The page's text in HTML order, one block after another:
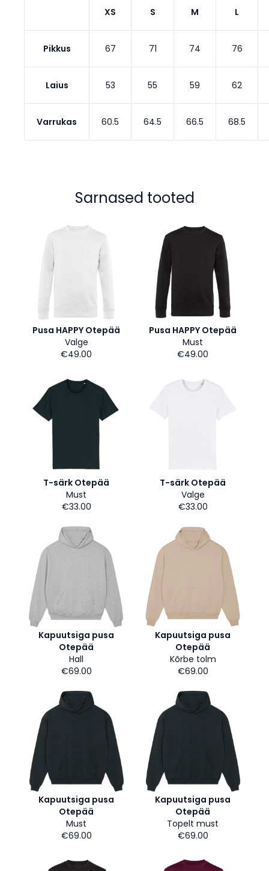
XS S M L
Pikkus 67 71 74 76
Laius 53 55 59 62
Varrukas 60.5 64.5 66.5 68.5
Sarnased tooted
Pusa HAPPY Otepää
Valge
€49.00
Pusa HAPPY Otepää
Must
€49.00
T-särk Otepää
Must
€33.00
T-särk Otepää
Valge
€33.00
Kapuutsiga pusa
Otepää
Hall
€69.00
Kapuutsiga pusa
Otepää
Kõrbe tolm
€69.00
Kapuutsiga pusa
Otepää
Must
€69.00
Kapuutsiga pusa
Otepää
Topelt must
€69.00